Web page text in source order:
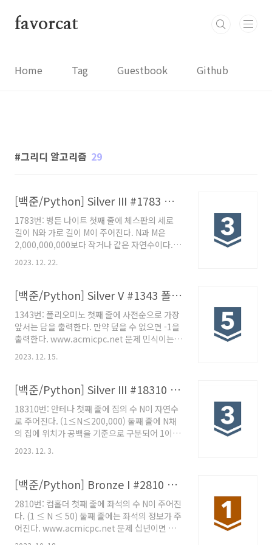
favorcat
Home Tag Guestbook Github
그리디 알고리즘 29
[백준/Python] Silver III #1783 병든 나이트
1783번: 병든 나이트 첫째 줄에 체스판의 세로
길이 N와 가로 길이 M이 주어진다. N과 M은
2,000,000,000보다 작거나 같은 자연수이다.
www.acmicpc.net 문제 병든 나이트가 N × M
크기 체스판의 가장 왼쪽아래 칸에 위치해 있다.
르게 4가지로만 움직일 수 있다. 2칸 위로, 1칸 오
른쪽 1칸 위로, 2칸 오른쪽 1칸 아래로, 2칸 오른
쪽 2칸 아래로, 1칸 오른쪽 병든 나이트는 여행을
시작하려고 하고, 여행을 하면서 방문한 칸의 수
를 최대로 하려고 한다. 병든 나이트의 이동 횟수
가 4번보다 적지 않다면, 이동 방법을 모두 한 번
제약이..
2023. 12. 22.
[백준/Python] Silver V #1343 폴리오미노
1343번: 폴리오미노 첫째 줄에 사전순으로 가장
앞서는 답을 출력한다. 만약 덮을 수 없으면 -1을
출력한다. www.acmicpc.net 문제 민식이는
다음과 같은 폴리오미노 2개를 무한개만큼 가지
고 있다. AAAA와 BB 이제 '.'와 'X'로 이루어진
모두 폴리오미노로 덮으려고 한다. 이때, '.'는 폴
리오미노로 덮으면 안 된다. 폴리오미노로 모두
덮은 보드판을 출력하는 프로그램을 작성하시오.
입력 첫째 줄에 보드판이 주어진다. 보드판의 크
기는 최대 50이다. 출력 첫째 줄에 사전순으로 가
장 앞서는 답을 출력한다. 만약 덮을 수 없으면 -1
2023. 12. 15.
[백준/Python] Silver III #18310 안테나
18310번: 안테나 첫째 줄에 집의 수 N이 자연수
로 주어진다. (1≤N≤200,000) 둘째 줄에 N채
의 집에 위치가 공백을 기준으로 구분되어 1이상
100,000이하의 자연수로 주어진다.
www.acmicpc.net 문제 일직선 상의 마을에
의 집에 특별히 한 개의 안테나를 설치하기로 결
정했다. 효율성을 위해 안테나로부터 모든 집까
지의 거리의 총 합이 최소가 되도록 설치하려고
한다. 이 때 안테나는 집이 위치한 곳에만 설치할
수 있고, 논리적으로 동일한 위치에 여러 개의 집
2023. 12. 3.
[백준/Python] Bronze I #2810 컵홀더
2810번: 컵홀더 첫째 줄에 좌석의 수 N이 주어진
다. (1 ≤ N ≤ 50) 둘째 줄에는 좌석의 정보가 주
어진다. www.acmicpc.net 문제 십년이면 강